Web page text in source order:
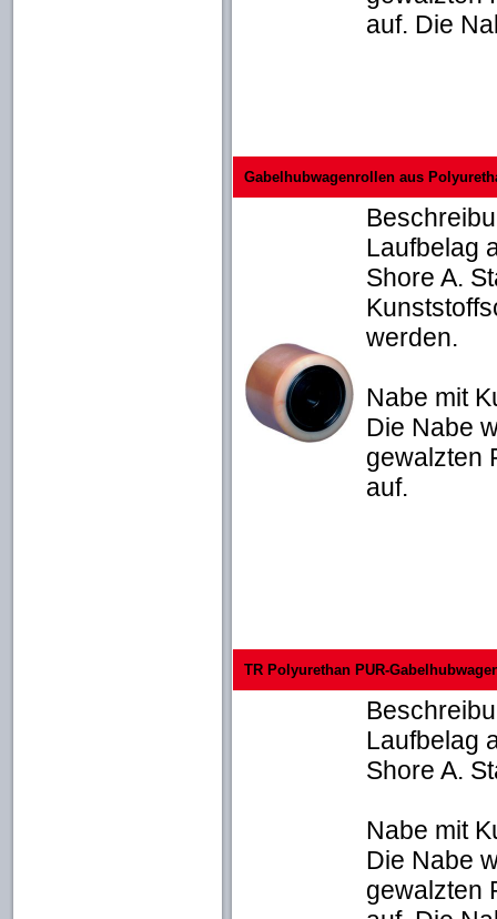
auf. Die
Gabelhubwagenrollen aus
Laufbelag
Shore A.
werden.
Nabe mit
Die Nabe
gewalzten
auf.
TR Polyurethan PUR-
Laufbelag
Shore A.
Nabe mit
Die Nabe
gewalzten